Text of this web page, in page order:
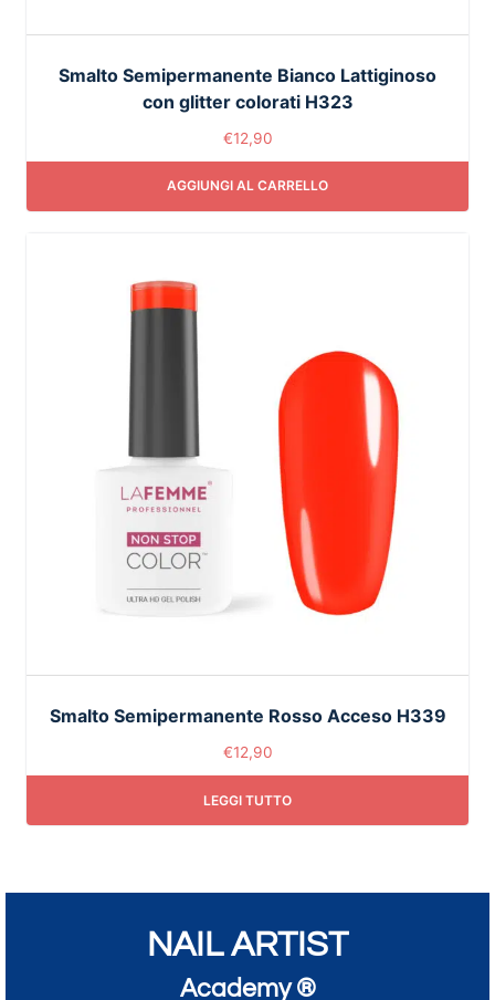
Smalto Semipermanente Bianco Lattiginoso
con glitter colorati H323
€12,90
AGGIUNGI AL CARRELLO
Smalto Semipermanente Rosso Acceso H339
€12,90
LEGGI TUTTO
NAIL ARTIST
Academy ®